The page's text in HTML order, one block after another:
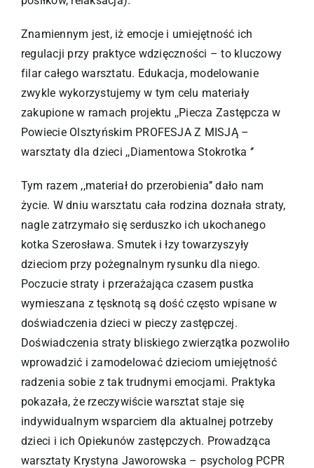
Znamiennym jest, iż emocje i umiejętność ich
regulacji przy praktyce wdzięczności – to kluczowy
filar całego warsztatu. Edukacja, modelowanie
zwykle wykorzystujemy w tym celu materiały
zakupione w ramach projektu ,,Piecza Zastępcza w
Powiecie Olsztyńskim PROFESJA Z MISJĄ –
warsztaty dla dzieci ,,Diamentowa Stokrotka ‘’
Tym razem ,,materiał do przerobienia’’ dało nam
życie. W dniu warsztatu cała rodzina doznała straty,
nagle zatrzymało się serduszko ich ukochanego
kotka Szerosława. Smutek i łzy towarzyszyły
dzieciom przy pożegnalnym rysunku dla niego.
Poczucie straty i przerażająca czasem pustka
wymieszana z tęsknotą są dość często wpisane w
doświadczenia dzieci w pieczy zastępczej.
Doświadczenia straty bliskiego zwierzątka pozwoliło
wprowadzić i zamodelować dzieciom umiejętność
radzenia sobie z tak trudnymi emocjami. Praktyka
pokazała, że rzeczywiście warsztat staje się
indywidualnym wsparciem dla aktualnej potrzeby
dzieci i ich Opiekunów zastępczych. Prowadząca
warsztaty Krystyna Jaworowska – psycholog PCPR